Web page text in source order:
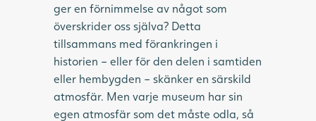
ger en förnimmelse av något som
överskrider oss själva? Detta
tillsammans med förankringen i
historien – eller för den delen i samtiden
eller hembygden – skänker en särskild
atmosfär. Men varje museum har sin
egen atmosfär som det måste odla, så